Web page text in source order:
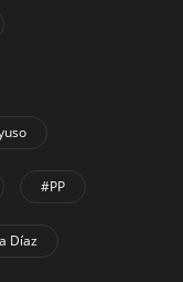
#PP
Díaz